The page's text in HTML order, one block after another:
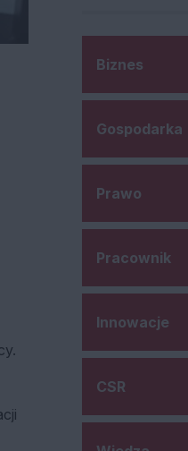
Biznes
Gospodarka
Prawo
Pracownik
Innowacje
CSR